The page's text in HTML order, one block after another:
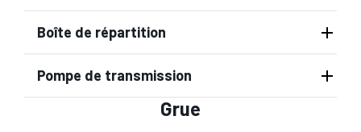
Boîte de répartition
Pompe de transmission
Grue